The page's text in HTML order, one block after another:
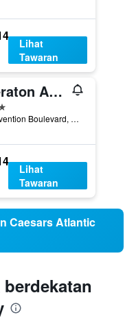
Lihat
Tawaran
Sheraton Atlantic City Convention Center Hotel
2 Convention Boulevard, Atlantic City, NJ, Amerika Syarikat
Lihat
Tawaran
Caesars Atlantic